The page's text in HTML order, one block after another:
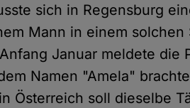
sich in Regensburg
Mann in einem solchen
Januar meldete die
Namen "Amela"
Österreich soll dieselbe